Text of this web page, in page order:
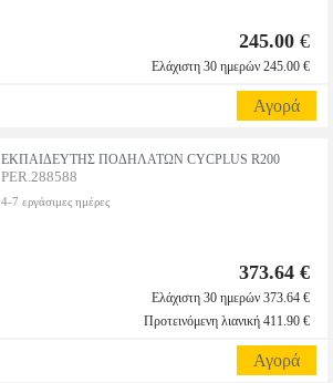
245.00 €
Ελάχιστη 30 ημερών 245.00 €
Αγορά
ΕΚΠΑΙΔΕΥΤΗΣ ΠΟΔΗΛΑΤΩΝ CYCPLUS R200
PER.288588
4-7 εργάσιμες ημέρες
373.64 €
Ελάχιστη 30 ημερών 373.64 €
Προτεινόμενη λιανική 411.90 €
Αγορά